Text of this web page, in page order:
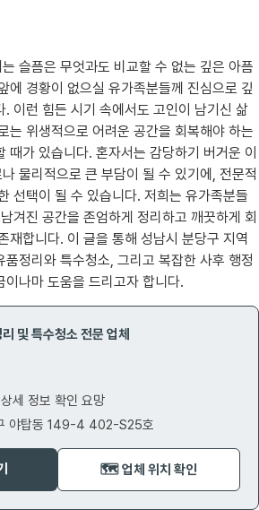
슬픔은 무엇과도 비교할 수 없는 깊은 아픔
에 경황이 없으실 유가족분들께 진심으로 깊
. 이런 힘든 시기 속에서도 고인이 남기신 삶
는 위생적으로 어려운 공간을 회복해야 하는
때가 있습니다. 혼자서는 감당하기 버거운 이
물리적으로 큰 부담이 될 수 있기에, 전문적
선택이 될 수 있습니다. 저희는 유가족분들
겨진 공간을 존엄하게 정리하고 깨끗하게 회
재합니다. 이 글을 통해 성남시 분당구 지역
정리와 특수청소, 그리고 복잡한 사후 행정
나마 도움을 드리고자 합니다.
및 특수청소 전문 업체
세 정보 확인 요망
야탑동 149-4 402-S25호
🗺️ 업체 위치 확인